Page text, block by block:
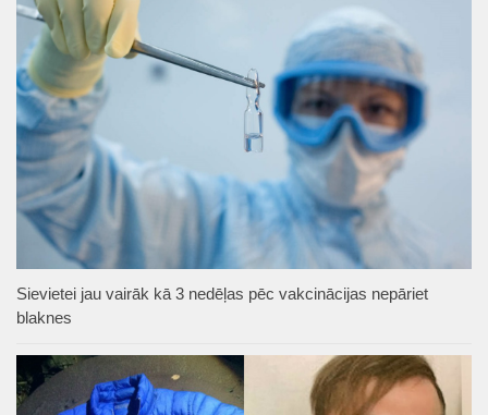
Sievietei jau vairāk kā 3 nedēļas pēc vakcinācijas nepāriet
blaknes